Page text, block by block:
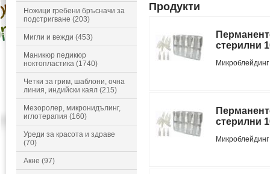
Ножици гребени бръсначи за
подстригване (203)
Мигли и вежди (453)
Маникюр педикюр
ноктопластика (1740)
Четки за грим, шаблони, очна
линия, индийски каял (215)
Мезоролер, микронидълинг,
иглотерапия (160)
Уреди за красота и здраве
(70)
Акне (97)
Продукти
стерилни
Микроблейдинг
стерилни
Микроблейдинг